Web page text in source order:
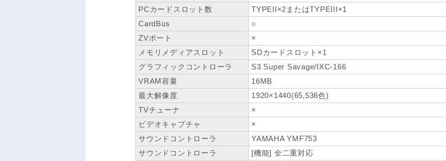
PCカードスロット数
TYPEII×2またはTYPEIII×1
CardBus
○
ZVポート
×
メモリメディアスロット
SDカードスロット×1
グラフィックコントローラ
S3 Super Savage/IXC-166
VRAM容量
16MB
最大解像度
1920×1440(65,536色)
TVチューナ
×
ビデオキャプチャ
×
サウンドコントローラ
YAMAHA YMF753
サウンドコントローラ
[機能] 全二重対応